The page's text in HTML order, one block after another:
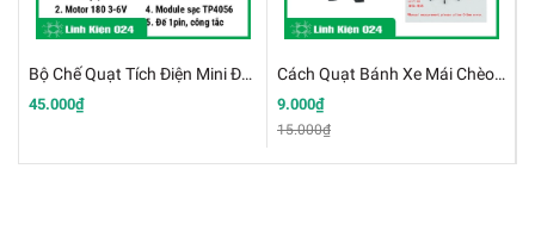
Thông Số Kỹ Thuật:
✔️Chất Liệu khung động cơ máy bay: Nhựa
Bộ Chế Quạt Tích Điện Mini Đùng Động Cơ 180 3.7V
45.000₫
Cách Quạt Bánh Xe Mái Chèo Làm Thuyền 2x100mm
9.000₫
15.000₫